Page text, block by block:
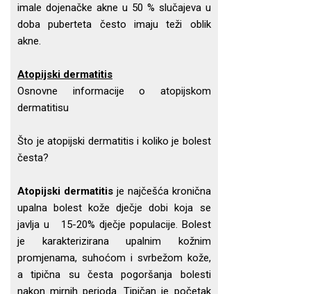
imale dojenačke akne u 50 % slučajeva u
doba puberteta često imaju teži oblik
akne.
Atopijski dermatitis
Osnovne informacije o atopijskom
dermatitisu
Što je atopijski dermatitis i koliko je bolest
česta?
Atopijski dermatitisje najčešća kronična
upalna bolest kože dječje dobi koja se
javlja u 15-20% dječje populacije. Bolest
je karakterizirana upalnim kožnim
promjenama, suhoćom i svrbežom kože,
a tipična su česta pogoršanja bolesti
nakon mirnih perioda. Tipičan je početak